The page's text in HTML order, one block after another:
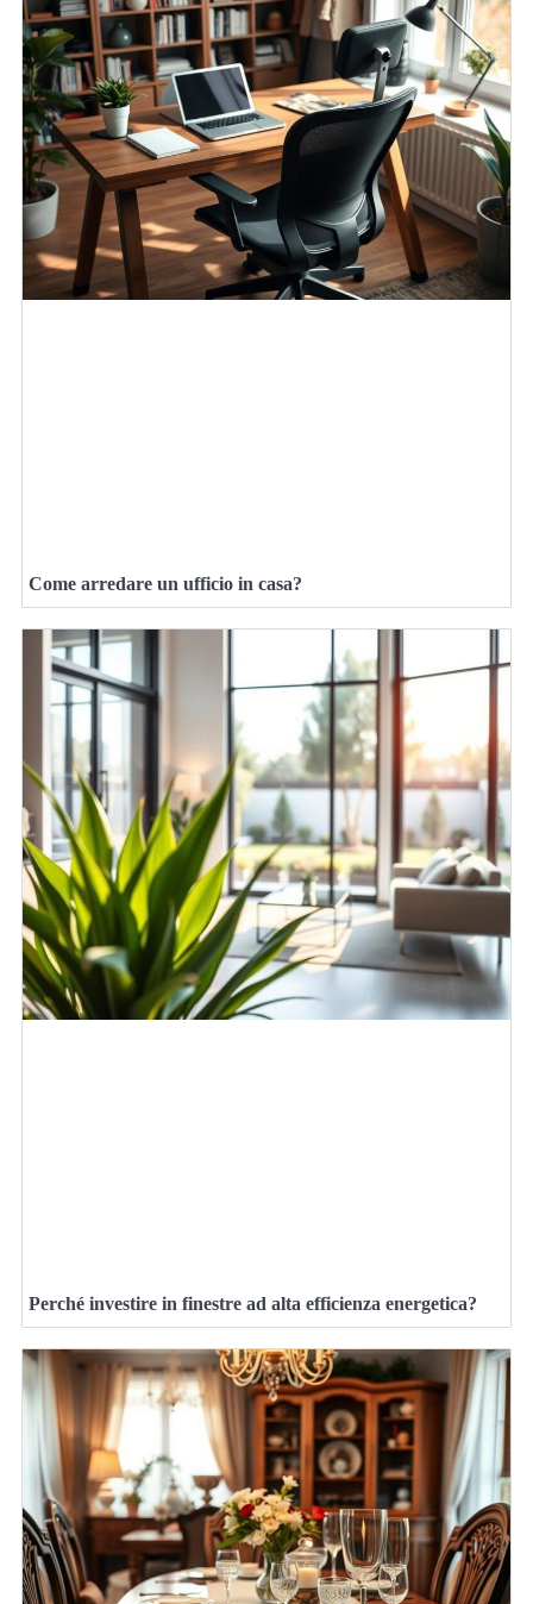
Come arredare un ufficio in casa?
Perché investire in finestre ad alta efficienza energetica?